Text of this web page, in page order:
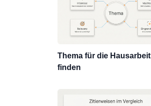
Thema für die Hausarbeit
finden